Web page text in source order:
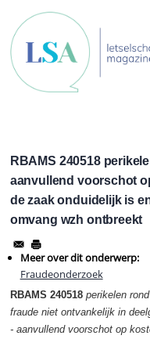
naar
de
inhoud
gaan
RBAMS 240518
aanvullend voorschot
de zaak onduidelijk is
omvang wzh ontbreekt
Meer over dit onderwerp:
Fraudeonderzoek
RBAMS 240518 perikelen
fraude niet ontvankelijk in
- aanvullend voorschot op